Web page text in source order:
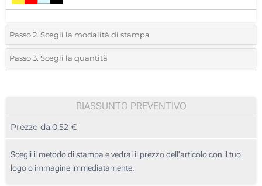
Passo 2. Scegli la modalità di stampa
*Seleziona la posizione di stampa e il colore del vostro logo:
Passo 3. Scegli la quantità
500
1250
2500
RIASSUNTO PREVENTIVO
Prezzo da:0,52 €
Scegli il metodo di stampa e vedrai il prezzo dell'articolo con il tuo
logo o immagine immediatamente.